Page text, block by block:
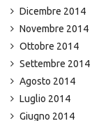
Dicembre 2014
Novembre 2014
Ottobre 2014
Settembre 2014
Agosto 2014
Luglio 2014
Giugno 2014